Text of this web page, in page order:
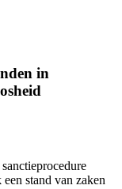
in
stand van zaken